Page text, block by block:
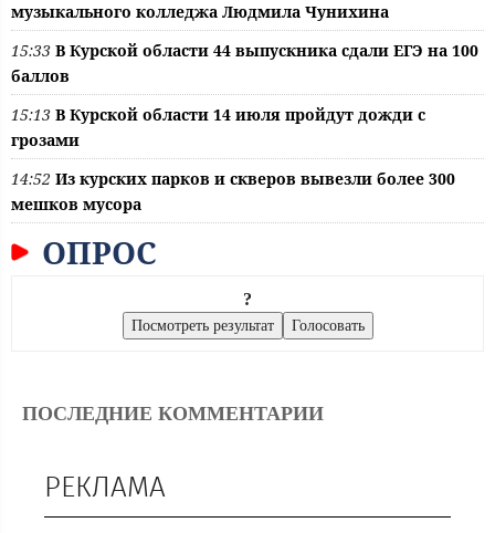
музыкального колледжа Людмила Чунихина
15:33 В Курской области 44 выпускника сдали ЕГЭ на 100
баллов
15:13 В Курской области 14 июля пройдут дожди с
грозами
14:52 Из курских парков и скверов вывезли более 300
мешков мусора
ОПРОС
?
ПОСЛЕДНИЕ КОММЕНТАРИИ
РЕКЛАМА